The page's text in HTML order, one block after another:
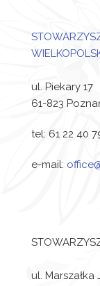
ul. Piekary 17
61-823
tel: 61 22 40
e-mail:
ul. Marszałka